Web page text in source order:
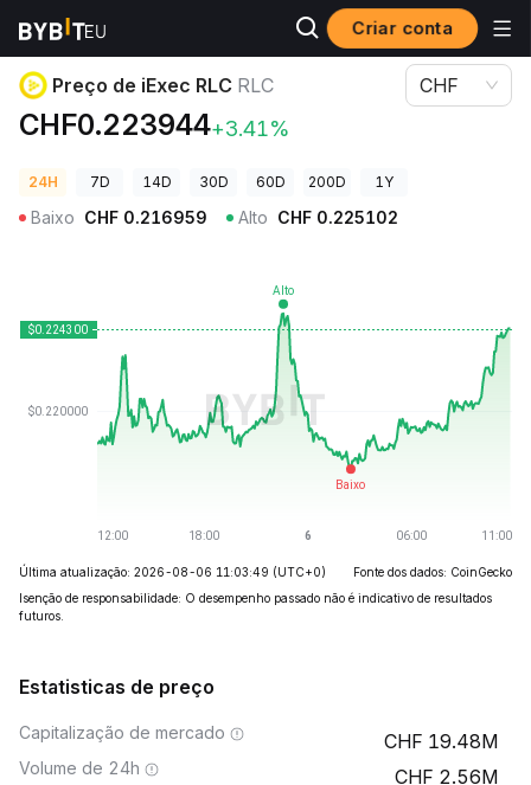
Criar conta
Preços de Criptomoedas Preço de iExec RLC RLC
Preço de iExec RLC RLC
CHF0.223944+3.41%
CHF
24H 7D 14D 30D 60D 200D 1Y
Baixo CHF 0.216959 Alto CHF 0.225102
Última atualização: 2026-08-06 11:03:49 (UTC+0)
Fonte dos dados: CoinGecko
Isenção de responsabilidade: O desempenho passado não é indicativo de resultados
futuros.
Estatisticas de preço
Capitalização de mercado 19.48M
Volume de 24h 2.56M